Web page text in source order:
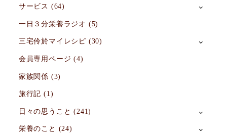
サービス (64)
一日３分栄養ラジオ (5)
三宅伶於マイレシピ (30)
会員専用ページ (4)
家族関係 (3)
旅行記 (1)
日々の思うこと (241)
栄養のこと (24)